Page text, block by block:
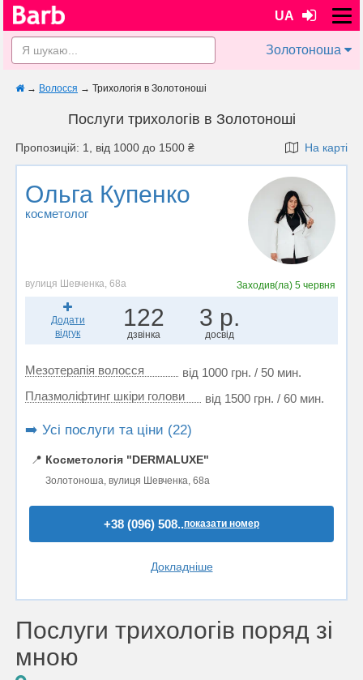
UA
Золотоноша
→ Волосся → Трихологія в Золотоноші
Послуги трихологів в Золотоноші
Пропозицій: 1, від 1000 до 1500 ₴ На карті
Ольга Купенко
косметолог
вулиця Шевченка, 68а Заходив(ла) 5 червня
Додати
відгук
122
дзвінка
3 р.
досвід
Мезотерапія волосся
від 1000 грн. / 50 мин.
Плазмоліфтинг шкіри голови
від 1500 грн. / 60 мин.
➡️ Усі послуги та ціни (22)
📍 Косметологія "DERMALUXE"
Золотоноша, вулиця Шевченка, 68а
+38 (096) 508..показати номер
Докладніше
Послуги трихологів поряд зі
мною